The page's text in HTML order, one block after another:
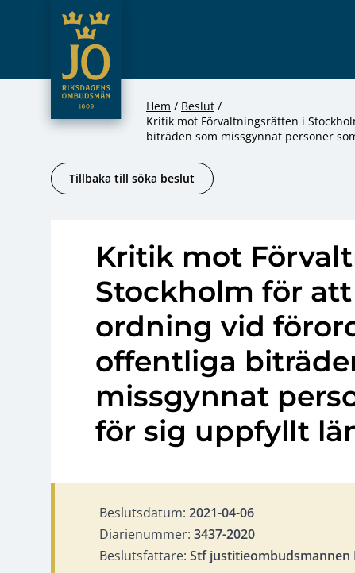
Hoppa till innehåll
JO – Riksdagens Ombudsmän
Hem
Beslut
Kritik mot Förvaltningsrätten i
biträden som missgynnat personer
Tillbaka till söka beslut
Kritik mot
Stockholm för
ordning vid
offentliga
missgynnat
för sig uppfyllt
Beslutsdatum: 2021-04-06
Diarienummer: 3437-2020
Beslutsfattare: Stf justitieombudsmannen